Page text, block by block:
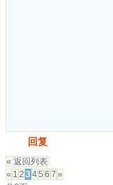
回复
« 返回列表
« 1 2 345 6 7 »